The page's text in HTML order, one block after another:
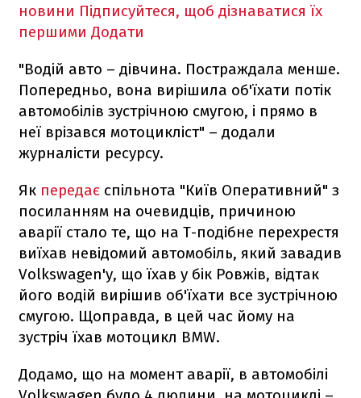
новини Підписуйтеся, щоб дізнаватися їх
першими Додати
"Водій авто – дівчина. Постраждала менше.
Попередньо, вона вирішила об'їхати потік
автомобілів зустрічною смугою, і прямо в
неї врізався мотоцикліст" – додали
журналісти ресурсу.
Як передає спільнота "Київ Оперативний" з
посиланням на очевидців, причиною
аварії стало те, що на Т-подібне перехрестя
виїхав невідомий автомобіль, який завадив
Volkswagen'у, що їхав у бік Ровжів, відтак
його водій вирішив об'їхати все зустрічною
смугою. Щоправда, в цей час йому на
зустріч їхав мотоцикл BMW.
Додамо, що на момент аварії, в автомобілі